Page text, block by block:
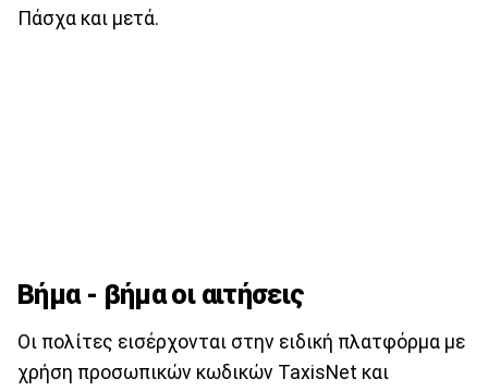
Πάσχα και μετά.
Βήμα - βήμα οι αιτήσεις
Οι πολίτες εισέρχονται στην ειδική πλατφόρμα με
χρήση προσωπικών κωδικών TaxisNet και